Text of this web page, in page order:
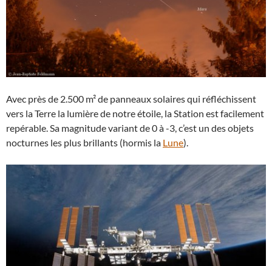
Avec près de 2.500 m² de panneaux solaires qui réfléchissent
vers la Terre la lumière de notre étoile, la Station est facilement
repérable. Sa magnitude variant de 0 à -3, c’est un des objets
nocturnes les plus brillants (hormis la Lune).